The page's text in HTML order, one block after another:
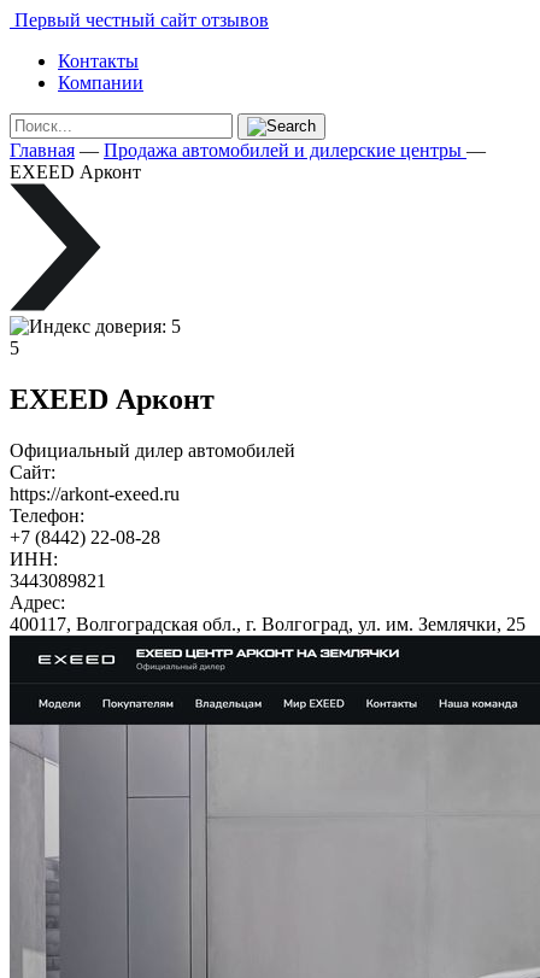
Первый честный сайт отзывов
Контакты
Компании
Главная — Продажа автомобилей и дилерские центры —
EXEED Арконт
5
EXEED Арконт
Официальный дилер автомобилей
Сайт:
https://arkont-exeed.ru
Телефон:
+7 (8442) 22-08-28
ИНН:
3443089821
Адрес:
400117, Волгоградская обл., г. Волгоград, ул. им. Землячки, 25